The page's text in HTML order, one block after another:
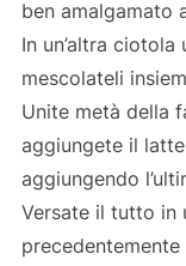
ben amalgamato
In un’altra
mescolateli
Unite metà della
aggiungete il
aggiungendo
Versate il tutto in